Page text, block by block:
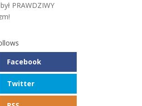
PRAWDZIWY
Facebook
Twitter